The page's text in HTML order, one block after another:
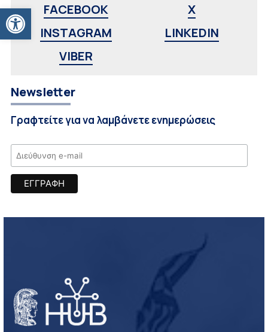
Ανοίξτε τη γραμμή εργαλείων
FACEBOOK
X
INSTAGRAM
LINKEDIN
VIBER
Newsletter
Γραφτείτε για να λαμβάνετε ενημερώσεις